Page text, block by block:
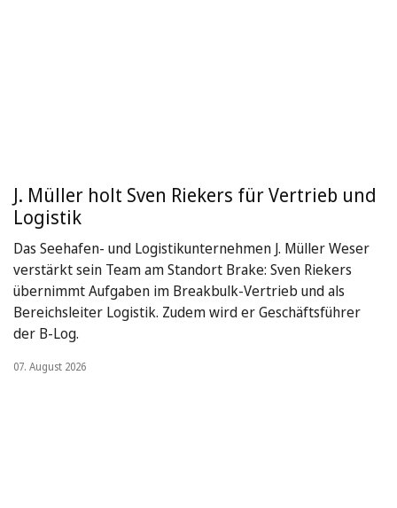
J. Müller holt Sven Riekers für Vertrieb und
Logistik
Das Seehafen- und Logistikunternehmen J. Müller Weser
verstärkt sein Team am Standort Brake: Sven Riekers
übernimmt Aufgaben im Breakbulk-Vertrieb und als
Bereichsleiter Logistik. Zudem wird er Geschäftsführer
der B-Log.
07. August 2026